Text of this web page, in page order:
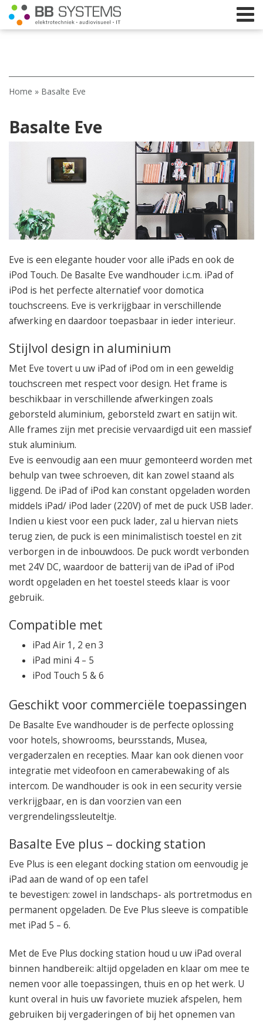
Home
Geluid
Elektrotechniek
IT
Webshop
050 – 54 91 662
Route
Home » Basalte Eve
Basalte Eve
Eve is een elegante houder voor alle iPads en ook de
iPod Touch. De Basalte Eve wandhouder i.c.m. iPad of
iPod is het perfecte alternatief voor domotica
touchscreens. Eve is verkrijgbaar in verschillende
afwerking en daardoor toepasbaar in ieder interieur.
Stijlvol design in aluminium
Met Eve tovert u uw iPad of iPod om in een geweldig
touchscreen met respect voor design. Het frame is
beschikbaar in verschillende afwerkingen zoals
geborsteld aluminium, geborsteld zwart en satijn wit.
Alle frames zijn met precisie vervaardigd uit een massief
stuk aluminium.
Eve is eenvoudig aan een muur gemonteerd worden met
behulp van twee schroeven, dit kan zowel staand als
liggend. De iPad of iPod kan constant opgeladen worden
middels iPad/ iPod lader (220V) of met de puck USB lader.
Indien u kiest voor een puck lader, zal u hiervan niets
terug zien, de puck is een minimalistisch toestel en zit
verborgen in de inbouwdoos. De puck wordt verbonden
met 24V DC, waardoor de batterij van de iPad of iPod
wordt opgeladen en het toestel steeds klaar is voor
gebruik.
Compatible met
iPad Air 1, 2 en 3
iPad mini 4 – 5
iPod Touch 5 & 6
Geschikt voor commerciële toepassingen
De Basalte Eve wandhouder is de perfecte oplossing
voor hotels, showrooms, beursstands, Musea,
vergaderzalen en recepties. Maar kan ook dienen voor
integratie met videofoon en camerabewaking of als
intercom. De wandhouder is ook in een security versie
verkrijgbaar, en is dan voorzien van een
vergrendelingssleuteltje.
Basalte Eve plus – docking station
Eve Plus is een elegant docking station om eenvoudig je
iPad aan de wand of op een tafel
te bevestigen: zowel in landschaps- als portretmodus en
permanent opgeladen. De Eve Plus sleeve is compatible
met iPad 5 – 6.
Met de Eve Plus docking station houd u uw iPad overal
binnen handbereik: altijd opgeladen en klaar om mee te
nemen voor alle toepassingen, thuis en op het werk. U
kunt overal in huis uw favoriete muziek afspelen, hem
gebruiken bij vergaderingen of bij het opnemen van